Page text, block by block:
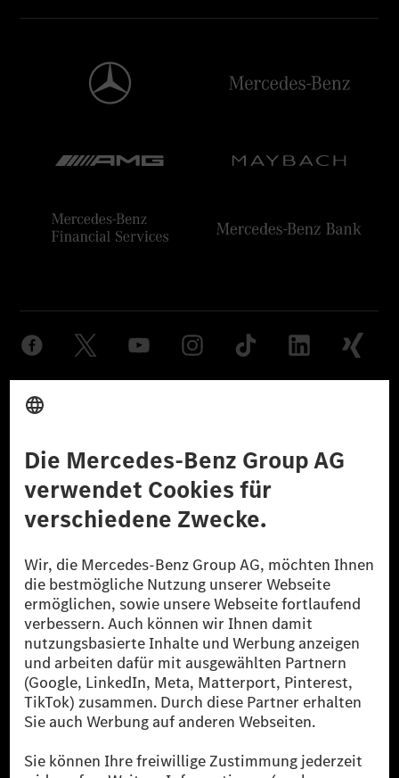
© 2026 Mercedes-Benz Group AG. Alle Rechte vorbehalten.
reduzierte CO₂-Emissionen bei der Mercedes-Benz Group durch
zertifizierte Ausgleichsprojekte kompensiert werden.
[2] Renewable Charging ist ein integraler Bestandteil von MB.CHARGE
Public in Europa, den USA, Kanada und China. Sofern an der jeweiligen
Ladestation noch kein Strom aus erneuerbaren Energien vorliegt,
verwendet Renewable Charging Grünstromzertifikate*. Diese stellen
sicher, dass für Ladevorgänge über MB.CHARGE Public eine äquivalente
Strommenge aus erneuerbaren Energien ins Stromnetz eingespeist wird.
Sie stammen ausschließlich aus Wind- und Solarkraftanlagen, die jünger
als sechs Jahre sind.
* Inkl. EKOenergy Ökolabel
* Die angegebenen Werte wurden nach dem vorgeschriebenen
Messverfahren WLTP (Worldwide harmonised Light vehicles Test